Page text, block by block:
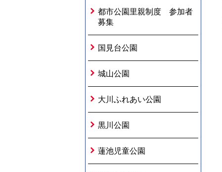
都市公園里親制度 参加者
募集
国見台公園
城山公園
大川ふれあい公園
黒川公園
蓮池児童公園